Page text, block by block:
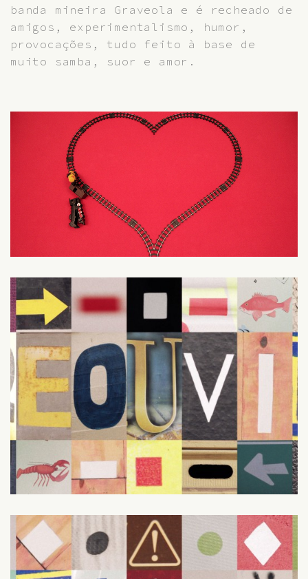
banda mineira Graveola e é recheado de
amigos, experimentalismo, humor,
provocações, tudo feito à base de
muito samba, suor e amor.